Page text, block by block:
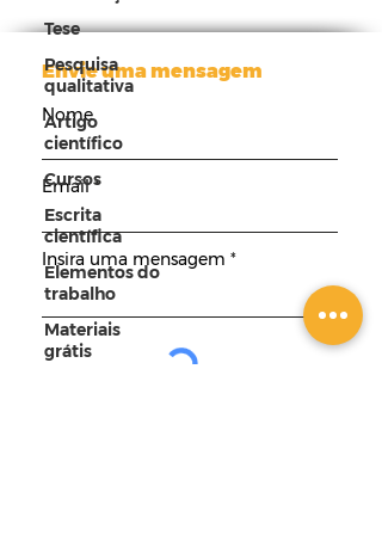
Tese
Pesquisa
qualitativa
Artigo
científico
Cursos
Escrita
científica
Elementos do
trabalho
Materiais
grátis
Envie uma mensagem
Nome
Email
Insira uma mensagem